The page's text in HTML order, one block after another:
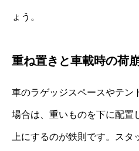
ょう。
重ね置きと車載時の荷
車のラゲッジスペースやテン
場合は、重いものを下に配置
上にするのが鉄則です。ス